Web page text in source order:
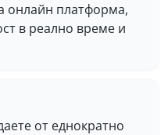
онлайн платформа,
в реално време и
от еднократно